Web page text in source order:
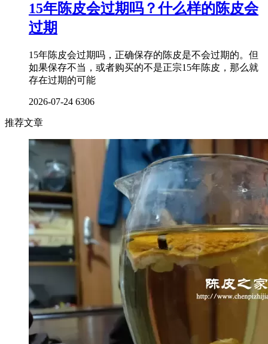
15年陈皮会过期吗？什么样的陈皮会
过期
15年陈皮会过期吗，正确保存的陈皮是不会过期的。但
如果保存不当，或者购买的不是正宗15年陈皮，那么就
存在过期的可能
2026-07-24 6306
推荐文章